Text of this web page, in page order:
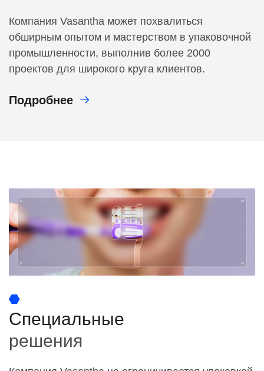
Компания Vasantha может похвалиться
обширным опытом и мастерством в упаковочной
промышленности, выполнив более 2000
проектов для широкого круга клиентов.
Подробнее
Специальные
решения